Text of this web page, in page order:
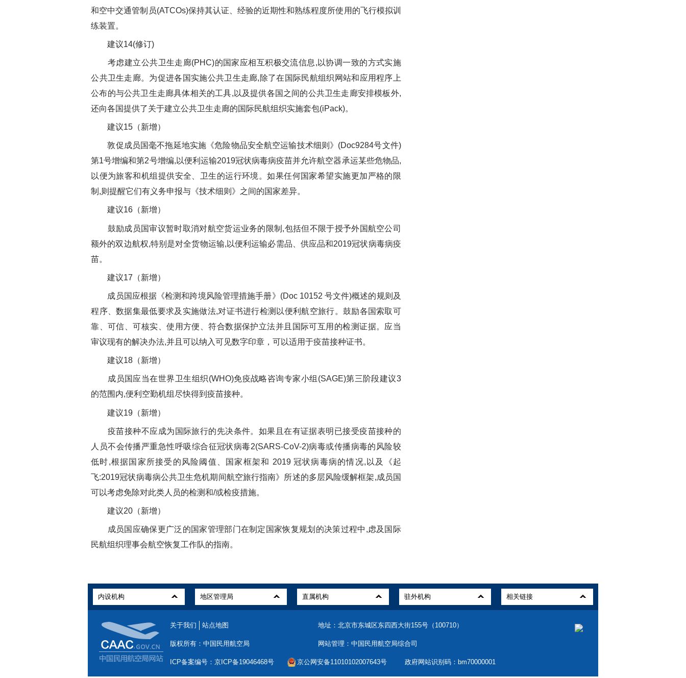
和空中交通管制员(ATCOs)保持其认证、经验的近期性和熟练程度所使用的飞行模拟训
练装置。
建议14(修订)
考虑建立公共卫生走廊(PHC)的国家应相互积极交流信息,以协调一致的方式实施
公共卫生走廊。为促进各国实施公共卫生走廊,除了在国际民航组织网站和应用程序上
公布的与公共卫生走廊具体相关的工具,以及提供各国之间的公共卫生走廊安排模板外,
还向各国提供了关于建立公共卫生走廊的国际民航组织实施套包(iPack)。
建议15（新增）
敦促成员国毫不拖延地实施《危险物品安全航空运输技术细则》(Doc9284号文件)
第1号增编和第2号增编,以便利运输2019冠状病毒病疫苗并允许航空器承运某些危物品,
以便为旅客和机组提供安全、卫生的运行环境。如果任何国家希望实施更加严格的限
制,则提醒它们有义务申报与《技术细则》之间的国家差异。
建议16（新增）
鼓励成员国审议暂时取消对航空货运业务的限制,包括但不限于授予外国航空公司
额外的双边航权,特别是对全货物运输,以便利运输必需品、供应品和2019冠状病毒病疫
苗。
建议17（新增）
成员国应根据《检测和跨境风险管理措施手册》(Doc 10152 号文件)概述的规则及
程序、数据集最低要求及实施做法,对证书进行检测以便利航空旅行。鼓励各国索取可
靠、可信、可核实、使用方便、符合数据保护立法并且国际可互用的检测证据。应当
审议现有的解决办法,并且可以纳入可见数字印章，可以适用于疫苗接种证书。
建议18（新增）
成员国应当在世界卫生组织(WHO)免疫战略咨询专家小组(SAGE)第三阶段建议3
的范围内,便利空勤机组尽快得到疫苗接种。
建议19（新增）
疫苗接种不应成为国际旅行的先决条件。如果且在有证据表明已接受疫苗接种的
人员不会传播严重急性呼吸综合征冠状病毒2(SARS-CoV-2)病毒或传播病毒的风险较
低时,根据国家所接受的风险阈值、国家框架和 2019 冠状病毒病的情况,以及《起
飞:2019冠状病毒病公共卫生危机期间航空旅行指南》所述的多层风险缓解框架,成员国
可以考虑免除对此类人员的检测和/或检疫措施。
建议20（新增）
成员国应确保更广泛的国家管理部门在制定国家恢复规划的决策过程中,虑及国际
民航组织理事会航空恢复工作队的指南。
关于我们 站点地图 地址：北京市东城区东四西大街155号（100710）
版权所有：中国民用航空局 网站管理：中国民用航空局综合司
ICP备案编号：京ICP备19046468号 京公网安备11010102007643号 政府网站识别码：bm70000001